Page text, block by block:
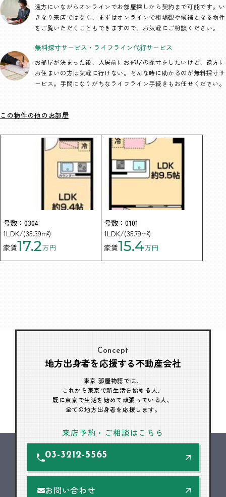
遠方にいながらオンラインでお部屋探しから契約まで可能です。い
きなり来店ではなく、まずはオンラインで相場観や候補となる物件
をご覧いただくこともできますので、お気軽にご相談ください。
無料採寸サービス・ ライフライン代行サービス
お部屋が決まった後、入居前にお部屋の採寸をしたいけど、遠方に
お住まいの方は気軽に行けない。そんな時に助かるのが無料採寸サ
ービス。手間になりがちなライフライン手続きもお任せください。
この物件の他のお部屋
号数：0304
1LDK/(35.39m²)
家賃17.2万円
号数：0101
1LDK/(35.79m²)
家賃15.4万円
Concept
地方出身者を応援する不動産会社
東京 部屋物語では、
これから東京で新生活を始める人、
既に東京で生活を始めて頑張っている人、
全ての地方出身者を応援します。
来店予約・ご相談はこちら
03-3212-5565
お問い合わせ